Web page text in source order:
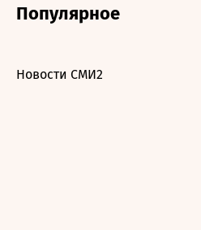
Популярное
Новости СМИ2